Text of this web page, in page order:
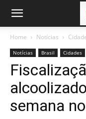
Home Notícias
Notícias Brasil Cidades
semana